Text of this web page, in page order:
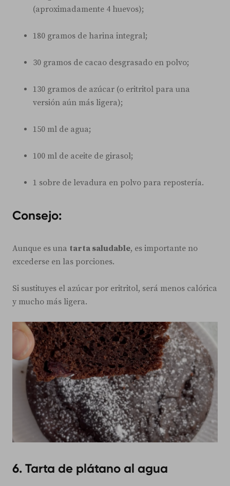
(aproximadamente 4 huevos);
180 gramos de harina integral;
30 gramos de cacao desgrasado en polvo;
130 gramos de azúcar (o eritritol para una
versión aún más ligera);
150 ml de agua;
100 ml de aceite de girasol;
1 sobre de levadura en polvo para repostería.
Consejo:
Aunque es una tarta saludable, es importante no
excederse en las porciones.
Si sustituyes el azúcar por eritritol, será menos calórica
y mucho más ligera.
6. Tarta de plátano al agua